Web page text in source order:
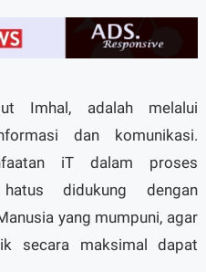
Imhal, adalah melalui
dan komunikasi.
iT dalam proses
didukung dengan
yang mumpuni, agar
secara maksimal dapat